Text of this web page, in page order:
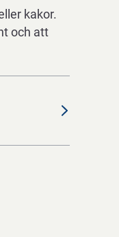
kakor.
och att